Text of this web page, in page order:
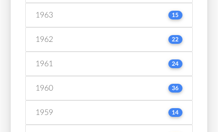
1963 15
1962 22
1961 24
1960 36
1959 14